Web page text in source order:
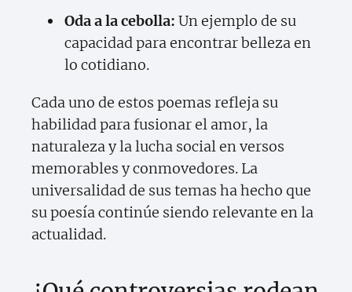
Oda a la cebolla: Un ejemplo de su
capacidad para encontrar belleza en
lo cotidiano.
Cada uno de estos poemas refleja su
habilidad para fusionar el amor, la
naturaleza y la lucha social en versos
memorables y conmovedores. La
universalidad de sus temas ha hecho que
su poesía continúe siendo relevante en la
actualidad.